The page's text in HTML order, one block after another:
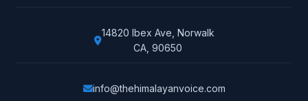
14820 Ibex Ave, Norwalk
CA, 90650
info@thehimalayanvoice.com